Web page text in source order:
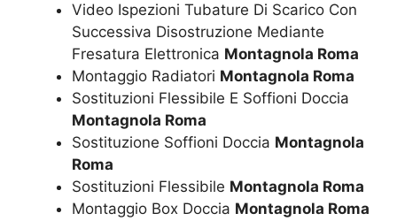
Video Ispezioni Tubature Di Scarico Con
Successiva Disostruzione Mediante
Fresatura Elettronica Montagnola Roma
Montaggio Radiatori Montagnola Roma
Sostituzioni Flessibile E Soffioni Doccia
Montagnola Roma
Sostituzione Soffioni Doccia Montagnola
Roma
Sostituzioni Flessibile Montagnola Roma
Montaggio Box Doccia Montagnola Roma